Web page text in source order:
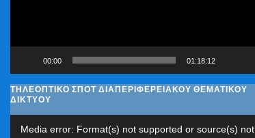
00:00 01:18:12
ΤΗΛΕΟΠΤΙΚΟ ΣΠΟΤ ΔΙΑΠΕΡΙΦΕΡΕΙΑΚΟΥ ΘΕΜΑΤΙΚΟΥ
ΔΙΚΤΥΟΥ
Media error: Format(s) not supported or source(s) not